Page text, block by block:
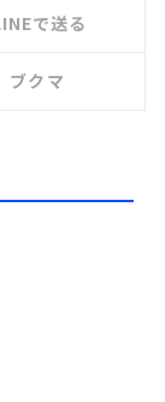
で送る
ブクマ